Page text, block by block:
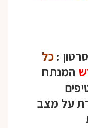
: כל
המנתח
על מצב
!